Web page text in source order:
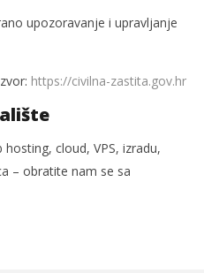
upozoravanje i upravljanje
https://civilna-zastita.gov.hr
cloud, VPS, izradu,
– obratite nam se sa